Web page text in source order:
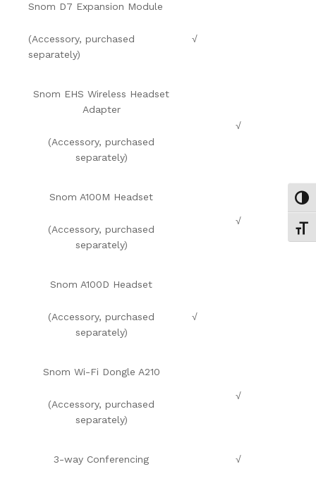
Snom D7 Expansion Module
(Accessory, purchased
separately)
√
Snom EHS Wireless Headset
Adapter
(Accessory, purchased
separately)
√
Snom A100M Headset
(Accessory, purchased
separately)
√
Snom A100D Headset
(Accessory, purchased
separately)
√
Snom Wi-Fi Dongle A210
(Accessory, purchased
separately)
√
3-way Conferencing √